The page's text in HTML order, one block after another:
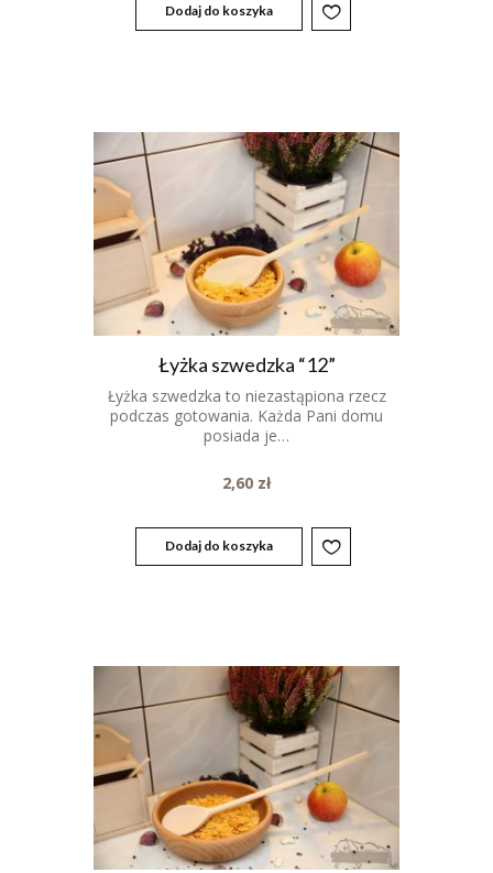
Dodaj do koszyka
Łyżka szwedzka “12”
Łyżka szwedzka to niezastąpiona rzecz
podczas gotowania. Każda Pani domu
posiada je…
2,60 zł
Dodaj do koszyka